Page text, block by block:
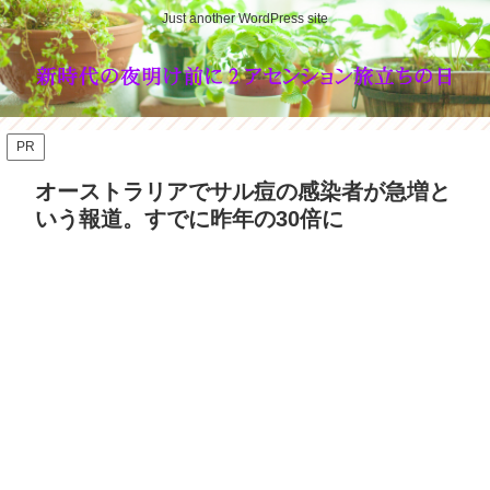
Just another WordPress site
PR
オーストラリアでサル痘の感染者が急増と
いう報道。すでに昨年の30倍に